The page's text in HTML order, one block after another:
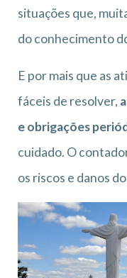
situações que,
do conhecimento
E por mais que as
fáceis de resolver,
e obrigações
cuidado. O
os riscos e danos